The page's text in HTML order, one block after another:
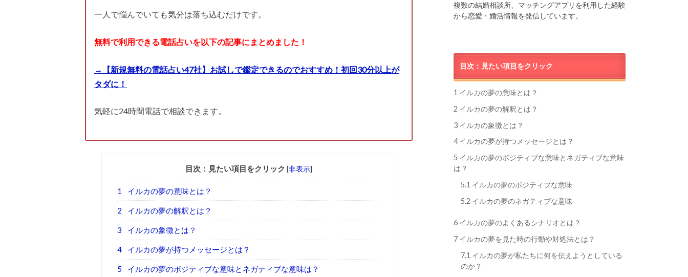
一人で悩んでいても気分は落ち込むだけです。
無料で利用できる電話占いを以下の記事にまとめました！
→【新規無料の電話占い47社】お試しで鑑定できるのでおすすめ！初回30分以上が
タダに！
気軽に24時間電話で相談できます。
目次：見たい項目をクリック [非表示]
1 イルカの夢の意味とは？
2 イルカの夢の解釈とは？
3 イルカの象徴とは？
4 イルカの夢が持つメッセージとは？
5 イルカの夢のポジティブな意味とネガティブな意味は？
複数の結婚相談所、マッチングアプリを利用した経験
から恋愛・婚活情報を発信しています。
目次：見たい項目をクリック
1 イルカの夢の意味とは？
2 イルカの夢の解釈とは？
3 イルカの象徴とは？
4イルカの夢が持つメッセージとは？
5 イルカの夢のポジティブな意味とネガティブな意味
は？
5.1 イルカの夢のポジティブな意味
5.2 イルカの夢のネガティブな意味
6 イルカの夢のよくあるシナリオとは？
7 イルカの夢を見た時の行動や対処法とは？
7.1 イルカの夢が私たちに何を伝えようとしている
のか？